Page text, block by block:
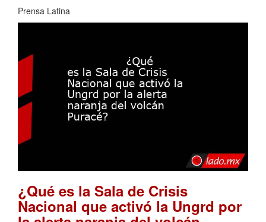
Prensa Latina
¿Qué es la Sala de Crisis
Nacional que activó la Ungrd por